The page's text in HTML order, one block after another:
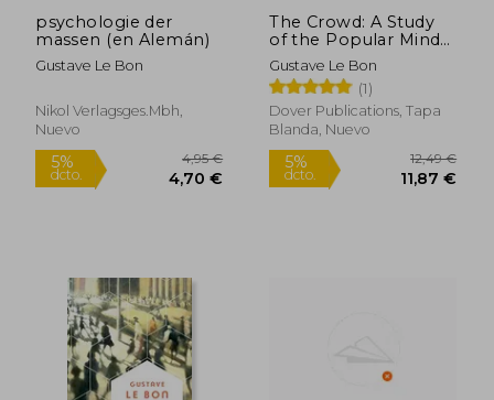
psychologie der
massen (en Alemán)
Gustave Le Bon
Nikol Verlagsges.mbh,
Nuevo
5%
dcto. 4,70 €
The Crowd: A Study
of the Popular Mind
(en Inglés)
Gustave Le Bon
(1)
Dover Publications, Tapa
Blanda, Nuevo